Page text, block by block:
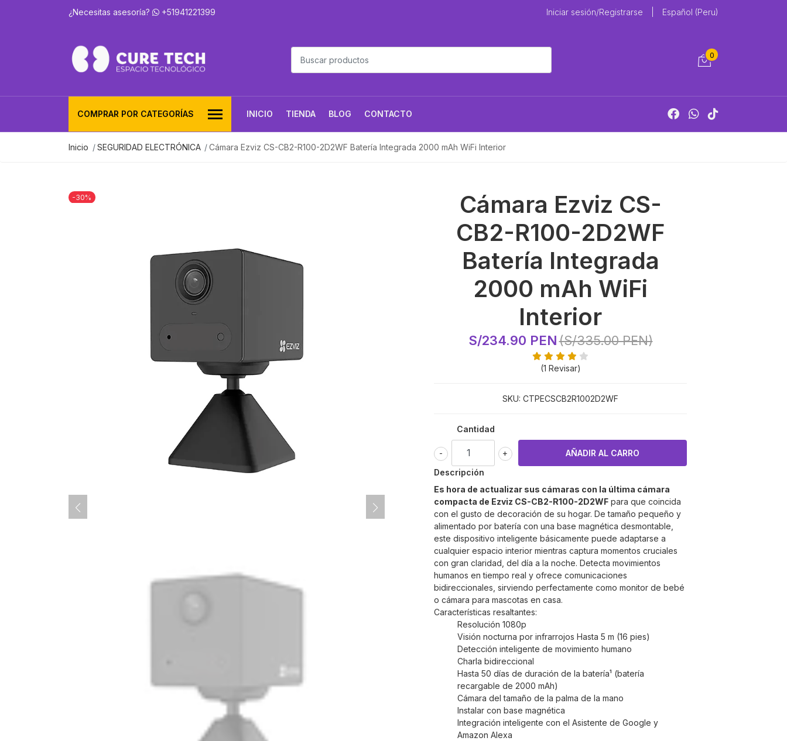
¿Necesitas asesoría? +51941221399 Iniciar sesión/Registrarse Español (Peru)
0
COMPRAR POR CATEGORÍAS INICIO TIENDA BLOG CONTACTO
Inicio SEGURIDAD ELECTRÓNICA Cámara Ezviz CS-CB2-R100-2D2WF Batería Integrada 2000 mAh WiFi Interior
-30%
Cámara Ezviz CS-
CB2-R100-2D2WF
Batería Integrada
2000 mAh WiFi
Interior
S/234.90 PEN(S/335.00 PEN)
(1 Revisar)
SKU: CTPECSCB2R1002D2WF
Cantidad
+
-
Descripción
Es hora de actualizar sus cámaras con la última cámara
compacta de Ezviz CS-CB2-R100-2D2WF para que coincida
con el gusto de decoración de su hogar. De tamaño pequeño y
alimentado por batería con una base magnética desmontable,
este dispositivo inteligente básicamente puede adaptarse a
cualquier espacio interior mientras captura momentos cruciales
con gran claridad, del día a la noche. Detecta movimientos
humanos en tiempo real y ofrece comunicaciones
bidireccionales, sirviendo perfectamente como monitor de bebé
o cámara para mascotas en casa.
Características resaltantes:
Resolución 1080p
Visión nocturna por infrarrojos Hasta 5 m (16 pies)
Detección inteligente de movimiento humano
Charla bidireccional
Hasta 50 días de duración de la batería¹ (batería
recargable de 2000 mAh)
Cámara del tamaño de la palma de la mano
Instalar con base magnética
Integración inteligente con el Asistente de Google y
Amazon Alexa